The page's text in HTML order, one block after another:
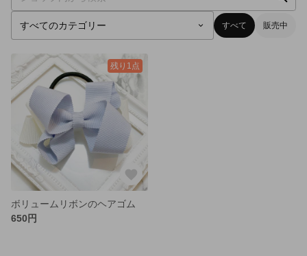
すべて 販売中
残り1点
ボリュームリボンのヘアゴム
650円